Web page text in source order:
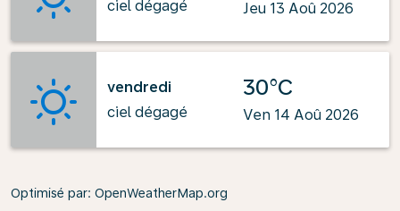
ciel dégagé
Jeu 13 Aoû 2026
vendredi
ciel dégagé
30°C
Ven 14 Aoû 2026
Optimisé par: OpenWeatherMap.org